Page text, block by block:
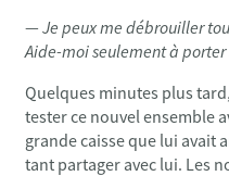
— Je peux me débrouiller
Aide-moi seulement à
Quelques minutes plus
tester ce nouvel ensemble
grande caisse que lui avait
tant partager avec lui. Les